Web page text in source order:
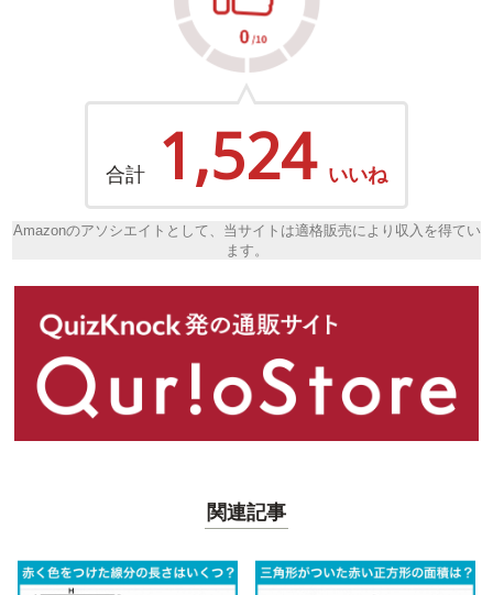
合計 1,524 いいね
Amazonのアソシエイトとして、当サイトは適格販売により収入を得てい
ます。
関連記事